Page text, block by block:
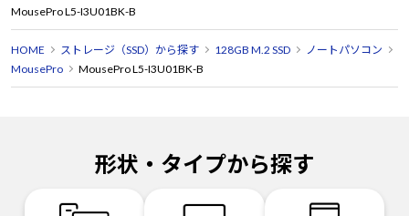
MousePro L5-I3U01BK-B
HOME ストレージ（SSD）から探す 128GB M.2 SSD
ノートパソコン
MousePro
MousePro L5-I3U01BK-B
形状・タイプから探す